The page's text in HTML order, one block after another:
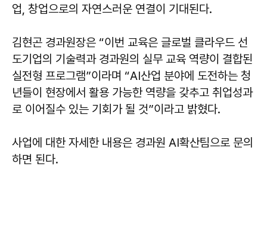
업, 창업으로의 자연스러운 연결이 기대된다.
김현곤 경과원장은 “이번 교육은 글로벌 클라우드 선
도기업의 기술력과 경과원의 실무 교육 역량이 결합된
실전형 프로그램”이라며 “AI산업 분야에 도전하는 청
년들이 현장에서 활용 가능한 역량을 갖추고 취업성과
로 이어질수 있는 기회가 될 것”이라고 밝혔다.
사업에 대한 자세한 내용은 경과원 AI확산팀으로 문의
하면 된다.